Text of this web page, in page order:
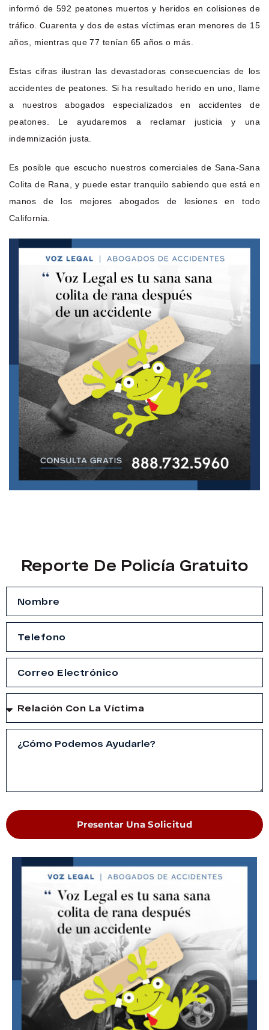
informó de 592 peatones muertos y heridos en colisiones de
tráfico. Cuarenta y dos de estas víctimas eran menores de 15
años, mientras que 77 tenían 65 años o más.
Estas cifras ilustran las devastadoras consecuencias de los
accidentes de peatones. Si ha resultado herido en uno, llame
a nuestros abogados especializados en accidentes de
peatones. Le ayudaremos a reclamar justicia y una
indemnización justa.
Es posible que escucho nuestros comerciales de Sana-Sana
Colita de Rana, y puede estar tranquilo sabiendo que está en
manos de los mejores abogados de lesiones en todo
California.
Reporte De Policía Gratuito
Presentar Una Solicitud